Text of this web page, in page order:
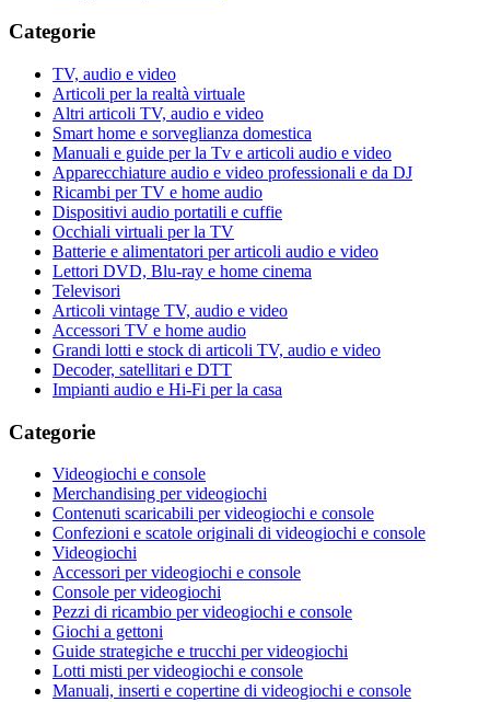
Categorie
TV, audio e video
Articoli per la realtà virtuale
Altri articoli TV, audio e video
Smart home e sorveglianza domestica
Manuali e guide per la Tv e articoli audio e video
Apparecchiature audio e video professionali e da DJ
Ricambi per TV e home audio
Dispositivi audio portatili e cuffie
Occhiali virtuali per la TV
Batterie e alimentatori per articoli audio e video
Lettori DVD, Blu-ray e home cinema
Televisori
Articoli vintage TV, audio e video
Accessori TV e home audio
Grandi lotti e stock di articoli TV, audio e video
Decoder, satellitari e DTT
Impianti audio e Hi-Fi per la casa
Categorie
Videogiochi e console
Merchandising per videogiochi
Contenuti scaricabili per videogiochi e console
Confezioni e scatole originali di videogiochi e console
Videogiochi
Accessori per videogiochi e console
Console per videogiochi
Pezzi di ricambio per videogiochi e console
Giochi a gettoni
Guide strategiche e trucchi per videogiochi
Lotti misti per videogiochi e console
Manuali, inserti e copertine di videogiochi e console